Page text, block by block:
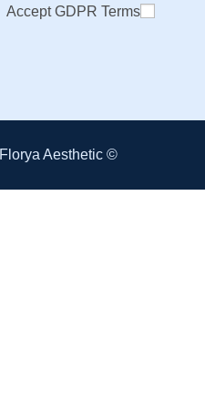
Accept GDPR Terms
© Copyright 2026 –
Florya Aesthetic